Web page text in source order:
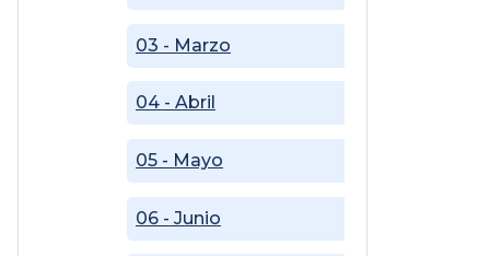
03 - Marzo
04 - Abril
05 - Mayo
06 - Junio